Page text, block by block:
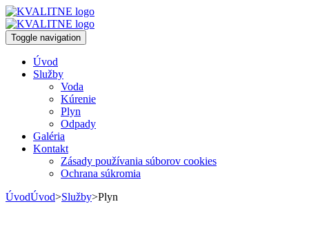
Toggle navigation
Úvod
Služby
Voda
Kúrenie
Plyn
Odpady
Galéria
Kontakt
Zásady používania súborov cookies
Ochrana súkromia
ÚvodÚvod>Služby>Plyn